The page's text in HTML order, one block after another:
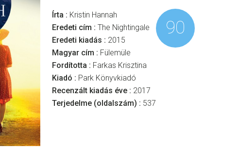
Írta : Kristin Hannah
Eredeti cím : The Nightingale
Eredeti kiadás : 2015
Magyar cím : Fülemüle
Fordította : Farkas Krisztina
Kiadó : Park Könyvkiadó
Recenzált kiadás éve : 2017
Terjedelme (oldalszám) : 537
90